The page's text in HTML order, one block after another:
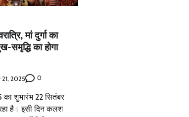
मां दुर्गा का
का होगा
21, 2025 0
का शुभारंभ 22 सितंबर
है। इसी दिन कलश